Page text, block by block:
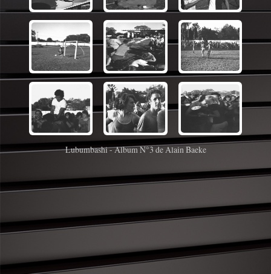
Lubumbashi - Album N°3 de Alain Baeke